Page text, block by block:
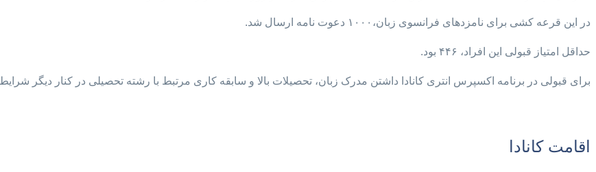
در این قرعه کشی برای نامزدهای فرانسوی زبان،۱۰۰۰ دعوت نامه ارسال شد.
حداقل امتیاز قبولی این افراد، ۴۴۶ بود.
برای قبولی در برنامه اکسپرس انتری کانادا داشتن مدرک زبان، تحصیلات بالا و سابقه کاری مرتبط با رشته تحصیلی در کنار دیگر
اقامت کانادا